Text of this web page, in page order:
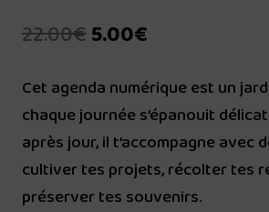
22.00€Le
initial
était :
22.00€.
5.00€
actuel
est :
5.00€.
Cet agenda numérique est un
chaque journée s’épanouit
après jour, il t’accompagne avec
cultiver tes projets, récolter tes
préserver tes souvenirs.